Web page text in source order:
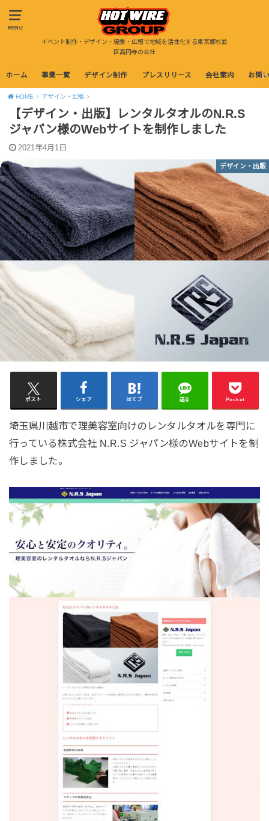
MENU
イベント制作・デザイン・編集・広報で地域を活性化する東京都杉並
区高円寺の会社
ホーム 事業一覧 デザイン制作 プレスリリース 会社案内 お問
HOME デザイン・出版
【デザイン・出版】レンタルタオルのN.R.S
ジャパン様のWebサイトを制作しました
2021年4月1日
デザイン・出版
ポスト シェア はてブ 送る Pocket
埼玉県川越市で理美容室向けのレンタルタオルを専門に
行っている株式会社 N.R.S ジャパン様のWebサイトを制
作しました。